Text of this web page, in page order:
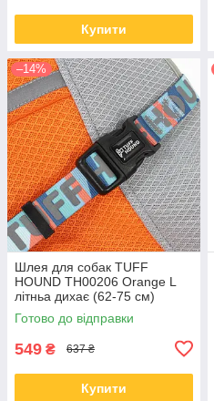
Купити
–14%
Шлея для собак TUFF
HOUND TH00206 Orange L
літньа дихає (62-75 см)
Готово до відправки
549 ₴ 637 ₴
Купити